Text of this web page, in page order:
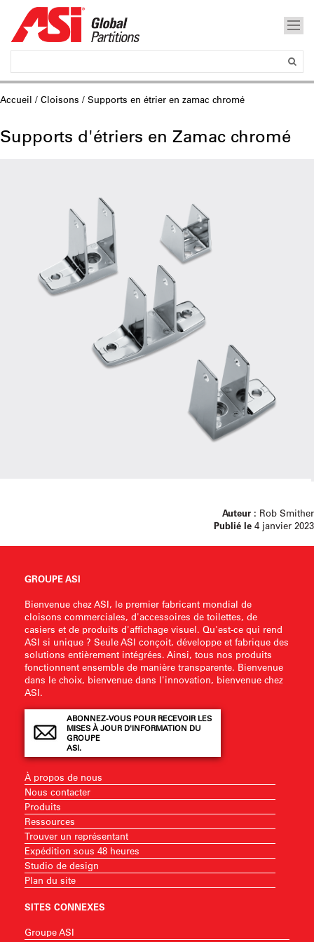
Accueil / Cloisons / Supports en étrier en zamac chromé
Supports d'étriers en Zamac chromé
Auteur : Rob Smither
Publié le 4 janvier 2023
GROUPE ASI
Bienvenue chez ASI, le premier fabricant mondial de
cloisons commerciales, d'accessoires de toilettes, de
casiers et de produits d'affichage visuel. Qu'est-ce qui rend
ASI si unique ? Seule ASI conçoit, développe et fabrique des
solutions entièrement intégrées. Ainsi, tous nos produits
fonctionnent ensemble de manière transparente. Bienvenue
dans le choix, bienvenue dans l'innovation, bienvenue chez
ASI.
ABONNEZ-VOUS POUR RECEVOIR LES
MISES À JOUR D'INFORMATION DU
GROUPE
ASI.
À propos de nous
Nous contacter
Produits
Ressources
Trouver un représentant
Expédition sous 48 heures
Studio de design
Plan du site
SITES CONNEXES
Groupe ASI